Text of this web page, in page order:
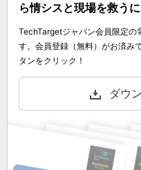
ら情シスと現場を救う
TechTargetジャパン会員限定の
す。会員登録（無料）がお済み
タンをクリック！
ダウ